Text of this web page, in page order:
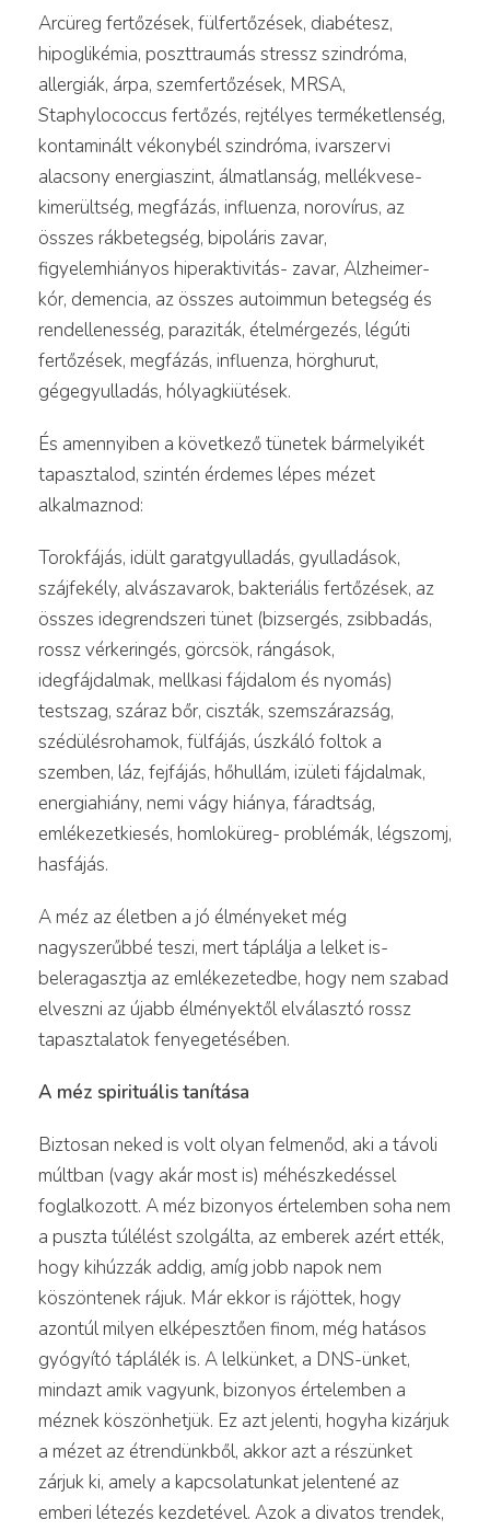
Arcüreg fertőzések, fülfertőzések, diabétesz,
hipoglikémia, poszttraumás stressz szindróma,
allergiák, árpa, szemfertőzések, MRSA,
Staphylococcus fertőzés, rejtélyes terméketlenség,
kontaminált vékonybél szindróma, ivarszervi
alacsony energiaszint, álmatlanság, mellékvese-
kimerültség, megfázás, influenza, norovírus, az
összes rákbetegség, bipoláris zavar,
figyelemhiányos hiperaktivitás- zavar, Alzheimer-
kór, demencia, az összes autoimmun betegség és
rendellenesség, paraziták, ételmérgezés, légúti
fertőzések, megfázás, influenza, hörghurut,
gégegyulladás, hólyagkiütések.
És amennyiben a következő tünetek bármelyikét
tapasztalod, szintén érdemes lépes mézet
alkalmaznod:
Torokfájás, idült garatgyulladás, gyulladások,
szájfekély, alvászavarok, bakteriális fertőzések, az
összes idegrendszeri tünet (bizsergés, zsibbadás,
rossz vérkeringés, görcsök, rángások,
idegfájdalmak, mellkasi fájdalom és nyomás)
testszag, száraz bőr, ciszták, szemszárazság,
szédülésrohamok, fülfájás, úszkáló foltok a
szemben, láz, fejfájás, hőhullám, izületi fájdalmak,
energiahiány, nemi vágy hiánya, fáradtság,
emlékezetkiesés, homloküreg- problémák, légszomj,
hasfájás.
A méz az életben a jó élményeket még
nagyszerűbbé teszi, mert táplálja a lelket is-
beleragasztja az emlékezetedbe, hogy nem szabad
elveszni az újabb élményektől elválasztó rossz
tapasztalatok fenyegetésében.
A méz spirituális tanítása
Biztosan neked is volt olyan felmenőd, aki a távoli
múltban (vagy akár most is) méhészkedéssel
foglalkozott. A méz bizonyos értelemben soha nem
a puszta túlélést szolgálta, az emberek azért ették,
hogy kihúzzák addig, amíg jobb napok nem
köszöntenek rájuk. Már ekkor is rájöttek, hogy
azontúl milyen elképesztően finom, még hatásos
gyógyító táplálék is. A lelkünket, a DNS-ünket,
mindazt amik vagyunk, bizonyos értelemben a
méznek köszönhetjük. Ez azt jelenti, hogyha kizárjuk
a mézet az étrendünkből, akkor azt a részünket
zárjuk ki, amely a kapcsolatunkat jelentené az
emberi létezés kezdetével. Azok a divatos trendek,